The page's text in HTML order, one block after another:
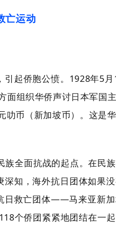
亡运动
起侨胞公愤。1928年5
面组织华侨声讨日本军国
币（新加坡币）。这是
全面抗战的起点。在民
知，海外抗日团体如果
日救亡团体——马来亚新
个侨团紧紧地团结在一